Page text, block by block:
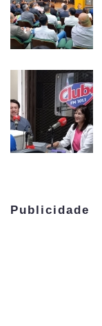
Publicidade